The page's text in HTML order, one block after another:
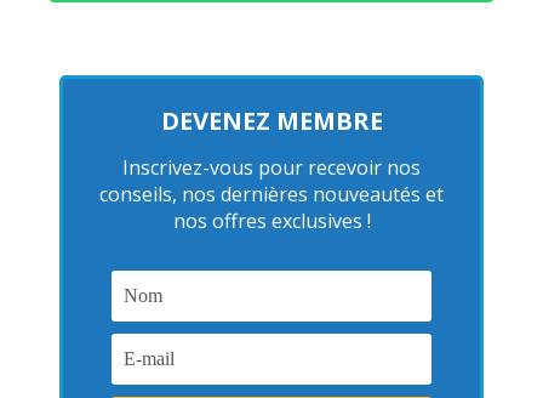
DEVENEZ MEMBRE
Inscrivez-vous pour recevoir nos
conseils, nos dernières nouveautés et
nos offres exclusives !